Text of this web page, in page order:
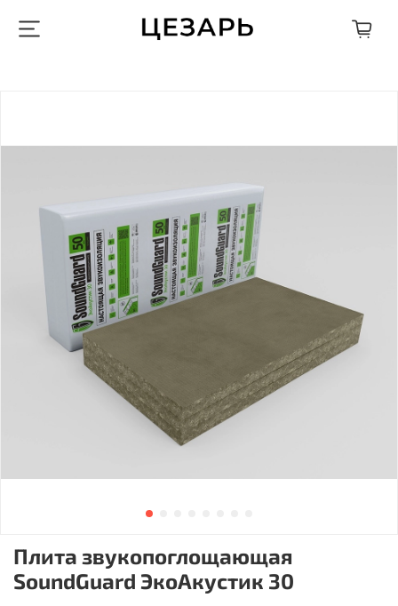
Плита звукопоглощающая
SoundGuard ЭкоАкустик 30